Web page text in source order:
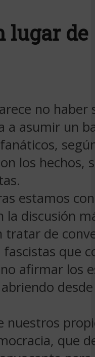
lugar de
no haber
a asumir un
los hechos,
estamos
la discusión
tratar de
que
afirmar los
nuestros
que